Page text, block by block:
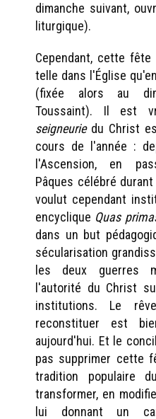
dimanche suivant,
liturgique).
Cependant, cette
telle dans l'Église
(fixée alors au
Toussaint). Il est
seigneuriedu Christ
cours de l'année :
l'Ascension, en
Pâques célébré
voulut cependant
encyclique Quas
dans un but
sécularisation
les deux guerres
l'autorité du Christ
institutions. Le
reconstituer est
aujourd'hui. Et le
pas supprimer cette
tradition populaire
transformer, en
lui donnant un